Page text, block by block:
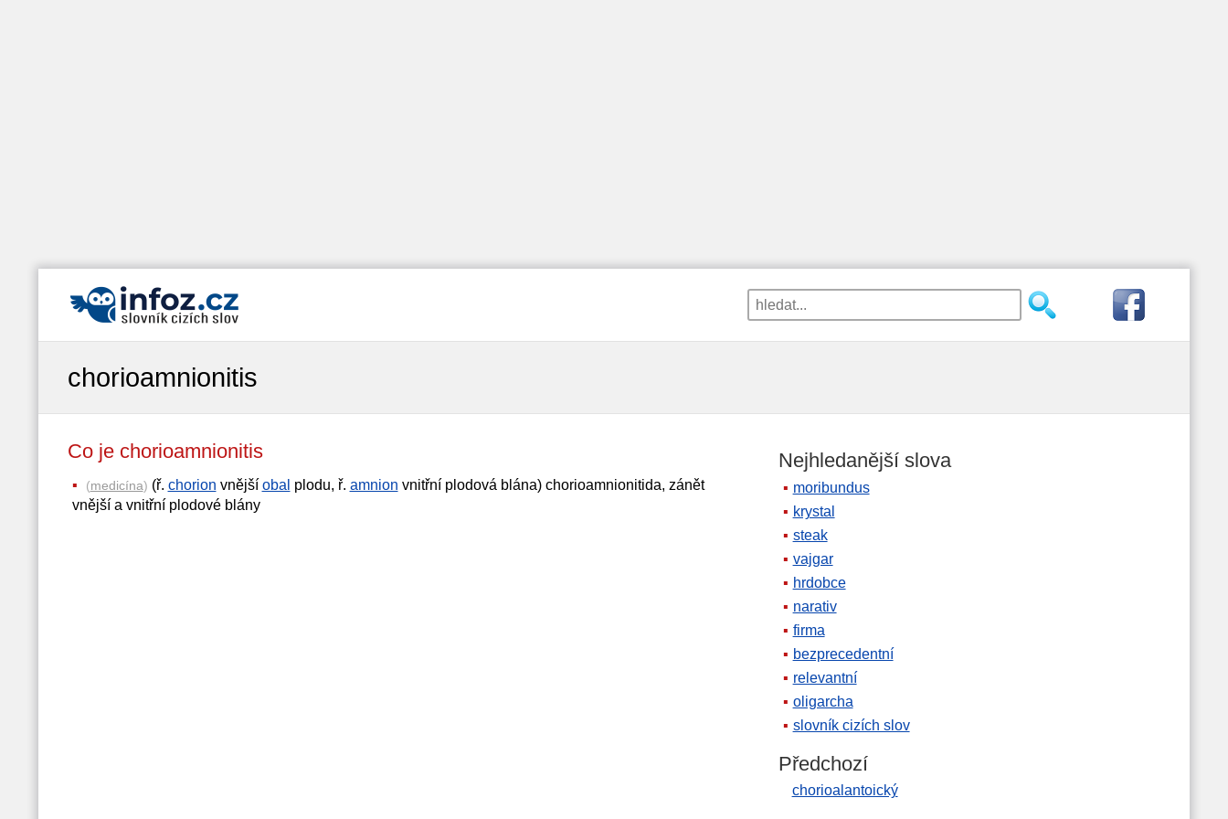
chorioamnionitis
Co je chorioamnionitis
(medicína) (ř. chorion vnější obal plodu, ř. amnion vnitřní plodová blána) chorioamnionitida, zánět
vnější a vnitřní plodové blány
Nejhledanější slova
moribundus
krystal
steak
vajgar
hrdobce
narativ
firma
bezprecedentní
relevantní
oligarcha
slovník cizích slov
Předchozí
chorioalantoický